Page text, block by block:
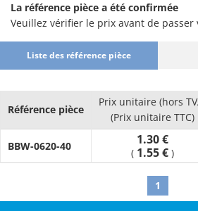
La référence pièce a été confirmée
Veuillez vérifier le prix avant de passer
Liste des référence pièce
Référence pièce
Prix unitaire (hors
(Prix unitaire TTC)
BBW-0620-40 1.30 €
( 1.55 € )
1